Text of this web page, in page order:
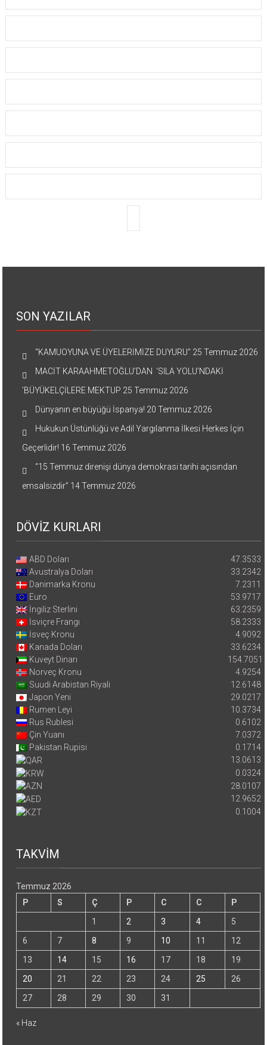
SON YAZILAR
“KAMUOYUNA VE ÜYELERİMİZE DUYURU” 25 Temmuz 2026
MACİT KARAAHMETOĞLU’DAN ‘SILA YOLU’NDAKİ
’BÜYÜKELÇİLERE MEKTUP 25 Temmuz 2026
Dünyanın en büyüğü İspanya! 20 Temmuz 2026
Hukukun Üstünlüğü ve Adil Yargılanma İlkesi Herkes İçin
Geçerlidir! 16 Temmuz 2026
“15 Temmuz direnişi dünya demokrasi tarihi açısından
emsalsizdir” 14 Temmuz 2026
DÖVİZ KURLARI
ABD Doları
47.3533
Avustralya Doları
33.2342
Danimarka Kronu
7.2311
Euro
53.9717
İngiliz Sterlini
63.2359
İsviçre Frangı
58.2333
İsveç Kronu
4.9092
Kanada Doları
33.6234
Kuveyt Dinarı
154.7051
Norveç Kronu
4.9254
Suudi Arabistan Riyali
12.6148
Japon Yeni
29.0217
Rumen Leyi
10.3734
Rus Rublesi
0.6102
Çin Yuanı
7.0372
Pakistan Rupisi
0.1714
13.0613
0.0324
28.0107
12.9652
0.1004
TAKVİM
Temmuz 2026
P
S Ç P C C
P
1
2 3 4
5
6
7 8 9 10 11
12
13
14 15 16 17 18
19
20
21 22 23 24 25
26
27
28 29 30 31
« Haz